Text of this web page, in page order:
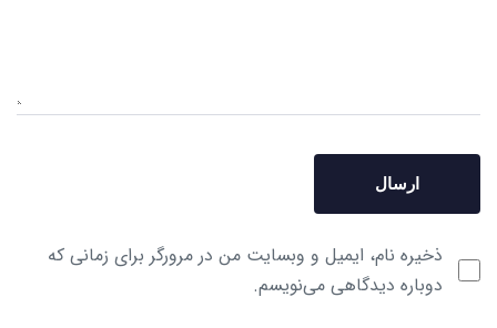
ذخیره نام، ایمیل و وبسایت من در مرورگر برای زمانی که
دوباره دیدگاهی می‌نویسم.